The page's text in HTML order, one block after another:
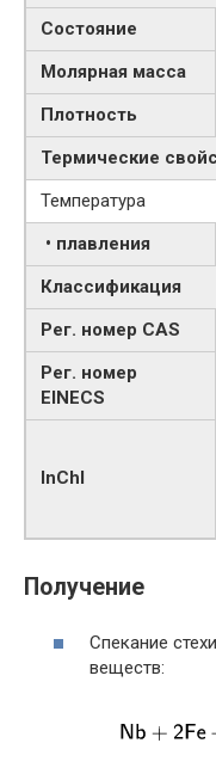
Состояние
Молярная масса
Плотность
Термические
Температура
• плавления
Классификация
Рег. номер CAS
Рег. номер
EINECS
InChI
Получение
Спекание
веществ: